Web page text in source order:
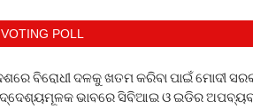
VOTING POLL
ବିରୋଧୀ ଦଳକୁ ଖତମ କରିବା ପାଇଁ ମୋଦୀ
ଭାବରେ ସିବିଆଇ ଓ ଇଡିର